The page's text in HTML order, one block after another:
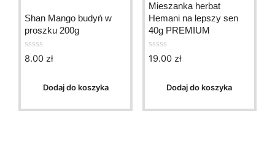
Shan Mango budyń w
proszku 200g
0
5
8.00 zł
Dodaj do koszyka
Mieszanka herbat
Hemani na lepszy sen
40g PREMIUM
0
5
19.00 zł
Dodaj do koszyka